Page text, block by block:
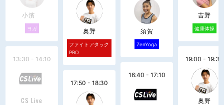
小濱
ヨガ
13:30 - 14:10
CS Live
奥野
ファイトアタック
PRO
17:50 - 18:30
須賀
ZenYoga
16:40 - 17:10
吉野
健康体操
19:00 - 19:30
奥野